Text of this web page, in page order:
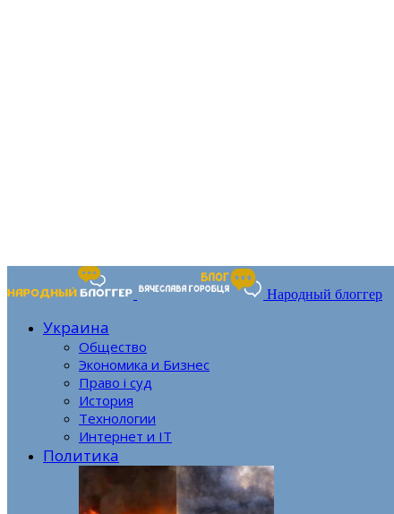
Народный блоггер
Украина
Общество
Экономика и Бизнес
Право і суд
История
Технологии
Интернет и IT
Политика